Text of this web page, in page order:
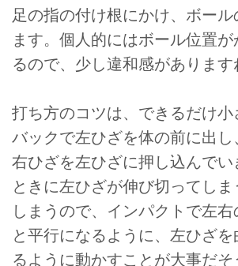
足の指の付け根にかけ、ボール
ます。個人的にはボール位置
るので、少し違和感があります
打ち方のコツは、できるだけ小
バックで左ひざを体の前に出し
右ひざを左ひざに押し込んでい
ときに左ひざが伸び切ってしま
しまうので、インパクトで左
と平行になるように、左ひざ
るように動かすことが大事だそ